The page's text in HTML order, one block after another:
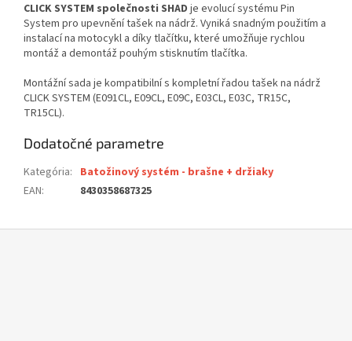
CLICK SYSTEM společnosti SHAD je evolucí systému Pin
System pro upevnění tašek na nádrž. Vyniká snadným použitím a
instalací na motocykl a díky tlačítku, které umožňuje rychlou
montáž a demontáž pouhým stisknutím tlačítka.
Montážní sada je kompatibilní s kompletní řadou tašek na nádrž
CLICK SYSTEM (E091CL, E09CL, E09C, E03CL, E03C, TR15C,
TR15CL).
Dodatočné parametre
Kategória: Batožinový systém - brašne + držiaky
EAN: 8430358687325